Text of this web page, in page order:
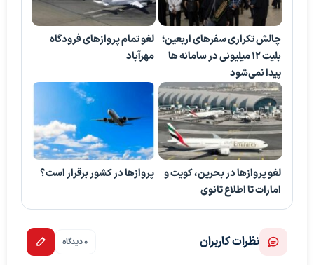
چالش تکراری سفرهای اربعین؛
بلیت ۱۲ میلیونی در سامانه ها
پیدا نمی‌شود
لغو تمام پروازهای فرودگاه
مهرآباد
لغو پروازها در بحرین، کویت و
امارات تا اطلاع ثانوی
پروازها در کشور برقرار است؟
نظرات کاربران 0 دیدگاه